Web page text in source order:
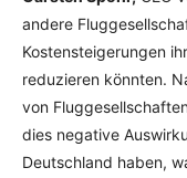
andere
Kostensteigerungen
reduzieren könnten.
von
dies negative
Deutschland haben,